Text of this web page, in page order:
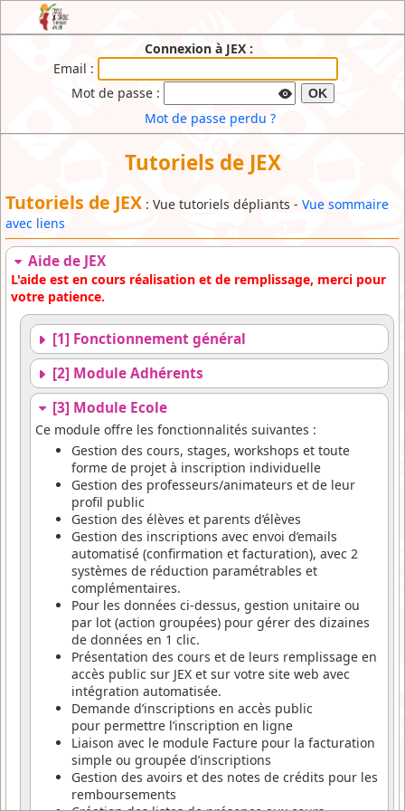
JEX : l'Extranet de l'Ecole de Cirque du
Connexion à JEX :
Email :
Mot de passe :
OK
Mot de passe perdu ?
Tutoriels de JEX
Tutoriels de JEX : Vue tutoriels dépliants - Vue sommaire
avec liens
Aide de JEX
L'aide est en cours réalisation et de remplissage, merci pour
votre patience.
[1] Fonctionnement général
[2] Module Adhérents
[3] Module Ecole
Ce module offre les fonctionnalités suivantes :
Gestion des cours, stages, workshops et toute
forme de projet à inscription individuelle
Gestion des professeurs/animateurs et de leur
profil public
Gestion des élèves et parents d’élèves
Gestion des inscriptions avec envoi d’emails
automatisé (confirmation et facturation), avec 2
systèmes de réduction paramétrables et
complémentaires.
Pour les données ci-dessus, gestion unitaire ou
par lot (action groupées) pour gérer des dizaines
de données en 1 clic.
Présentation des cours et de leurs remplissage en
accès public sur JEX et sur votre site web avec
intégration automatisée.
Demande d’inscriptions en accès public
pour permettre l’inscription en ligne
Liaison avec le module Facture pour la facturation
simple ou groupée d’inscriptions
Gestion des avoirs et des notes de crédits pour les
remboursements